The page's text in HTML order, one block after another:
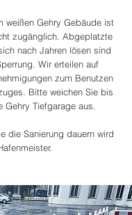
weißen Gehry Gebäude ist
zugänglich. Abgeplatzte
nach Jahren lösen sind
Wir erteilen auf
zum Benutzen
Bitte weichen Sie bis
Tiefgarage aus.
die Sanierung dauern wird